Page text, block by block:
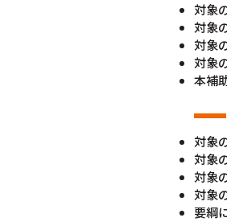
対象
対象
対象
対象
本補
対象
対象
対象
対象
要綱